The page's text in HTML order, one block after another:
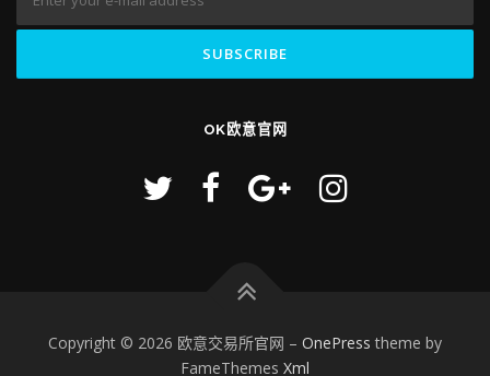
OK欧意官网
Copyright © 2026 欧意交易所官网 – OnePress theme by
FameThemes Xml